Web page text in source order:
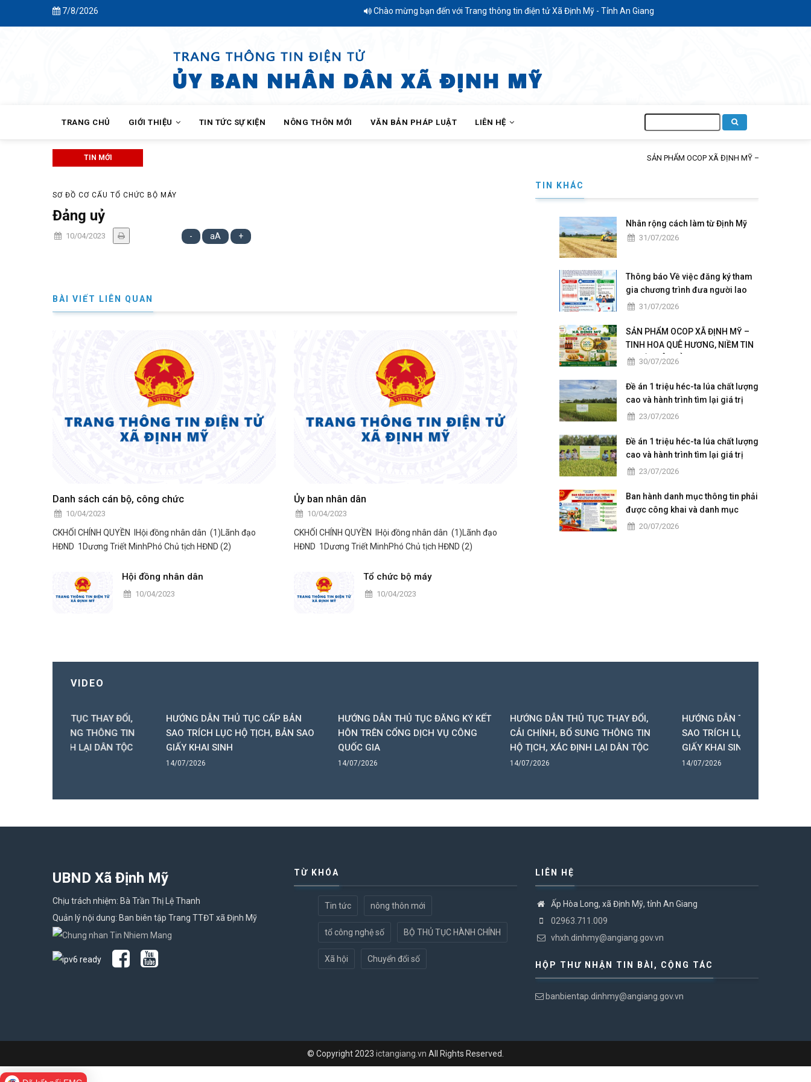
7/8/2026 Chào mừng bạn đến với Trang thông tin điện tử Xã Định Mỹ - Tỉnh An Giang
NAVIGATION
TRANG CHỦ GIỚI THIỆU TIN TỨC SỰ KIỆN NÔNG THÔN MỚI VĂN BẢN PHÁP LUẬT LIÊN HỆ
kiếm
TIN MỚI
SƠ ĐỒ CƠ CẤU TỔ CHỨC BỘ MÁY
Đảng uỷ
10/04/2023 - aA +
BÀI VIẾT LIÊN QUAN
Danh sách cán bộ, công chức
10/04/2023
CKHỐI CHÍNH QUYỀN IHội đồng nhân dân (1)Lãnh đạo
HĐND 1Dương Triết MinhPhó Chủ tịch HĐND (2)
Ủy ban nhân dân
10/04/2023
CKHỐI CHÍNH QUYỀN IHội đồng nhân dân (1)Lãnh đạo
HĐND 1Dương Triết MinhPhó Chủ tịch HĐND (2)
Hội đồng nhân dân
10/04/2023
Tổ chức bộ máy
10/04/2023
TIN KHÁC
Nhân rộng cách làm từ Định Mỹ
31/07/2026
Thông báo Về việc đăng ký tham
gia chương trình đưa người lao
động đi làm việc tại Nhật Bản theo
31/07/2026
SẢN PHẨM OCOP XÃ ĐỊNH MỸ –
TINH HOA QUÊ HƯƠNG, NIỀM TIN
NGƯỜI TIÊU DÙNG
30/07/2026
Đề án 1 triệu héc-ta lúa chất lượng
cao và hành trình tìm lại giá trị
cho người trồng lúa
23/07/2026
Đề án 1 triệu héc-ta lúa chất lượng
cao và hành trình tìm lại giá trị
cho người trồng lúa
23/07/2026
Ban hành danh mục thông tin phải
được công khai và danh mục
thông tin công dân được tiếp cận
20/07/2026
VIDEO
HƯỚNG DẪN THỦ TỤC CẤP BẢN
SAO TRÍCH LỤC HỘ TỊCH, BẢN SAO
GIẤY KHAI SINH
HƯỚNG DẪN THỦ TỤC ĐĂNG KÝ KẾT
HÔN TRÊN CỔNG DỊCH VỤ CÔNG
HƯỚNG DẪN THỦ TỤC THAY ĐỔI,
CẢI CHÍNH, BỔ SUNG THÔNG TIN
HỘ TỊCH, XÁC ĐỊNH LẠI DÂN TỘC
HƯỚNG DẪN THỦ TỤC CẤP BẢN
SAO TRÍCH LỤC HỘ TỊCH, BẢN SAO
GIẤY KHAI SINH
UBND Xã Định Mỹ
Chịu trách nhiệm: Bà Trần Thị Lệ Thanh
Quản lý nội dung: Ban biên tập Trang TTĐT xã Định Mỹ
TỪ KHÓA
Tin tức nông thôn mới
tổ công nghệ số BỘ THỦ TỤC HÀNH CHÍNH
Xã hội Chuyển đổi số
LIÊN HỆ
Ấp Hòa Long, xã Định Mỹ, tỉnh An Giang
02963.711.009
vhxh.dinhmy@angiang.gov.vn
HỘP THƯ NHẬN TIN BÀI, CỘNG TÁC
banbientap.dinhmy@angiang.gov.vn
© Copyright 2023 ictangiang.vn All Rights Reserved.